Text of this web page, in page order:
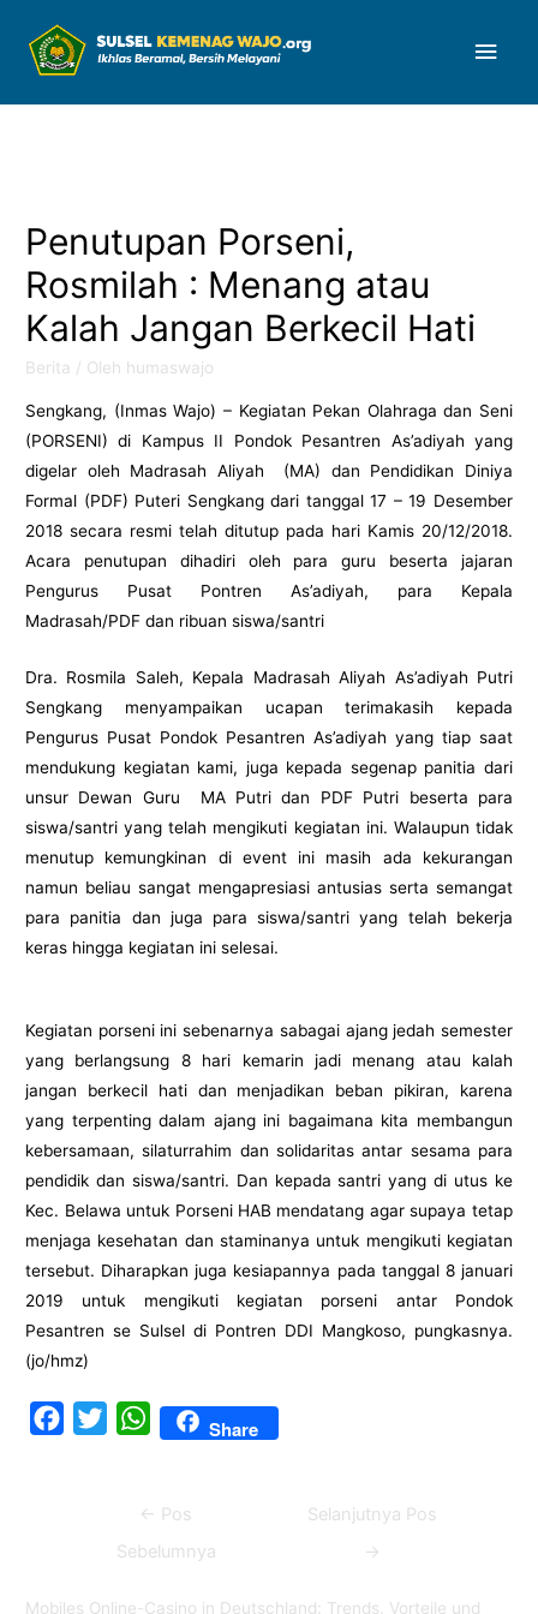
Penutupan Porseni,
Rosmilah : Menang atau
Kalah Jangan Berkecil Hati
Berita / Oleh humaswajo
Sengkang, (Inmas Wajo) – Kegiatan Pekan Olahraga dan Seni
(PORSENI) di Kampus II Pondok Pesantren As’adiyah yang
digelar oleh Madrasah Aliyah (MA) dan Pendidikan Diniya
Formal (PDF) Puteri Sengkang dari tanggal 17 – 19 Desember
2018 secara resmi telah ditutup pada hari Kamis 20/12/2018.
Acara penutupan dihadiri oleh para guru beserta jajaran
Pengurus Pusat Pontren As’adiyah, para Kepala
Madrasah/PDF dan ribuan siswa/santri
Dra. Rosmila Saleh, Kepala Madrasah Aliyah As’adiyah Putri
Sengkang menyampaikan ucapan terimakasih kepada
Pengurus Pusat Pondok Pesantren As’adiyah yang tiap saat
mendukung kegiatan kami, juga kepada segenap panitia dari
unsur Dewan Guru MA Putri dan PDF Putri beserta para
siswa/santri yang telah mengikuti kegiatan ini. Walaupun tidak
menutup kemungkinan di event ini masih ada kekurangan
namun beliau sangat mengapresiasi antusias serta semangat
para panitia dan juga para siswa/santri yang telah bekerja
keras hingga kegiatan ini selesai.
Kegiatan porseni ini sebenarnya sabagai ajang jedah semester
yang berlangsung 8 hari kemarin jadi menang atau kalah
jangan berkecil hati dan menjadikan beban pikiran, karena
yang terpenting dalam ajang ini bagaimana kita membangun
kebersamaan, silaturrahim dan solidaritas antar sesama para
pendidik dan siswa/santri. Dan kepada santri yang di utus ke
Kec. Belawa untuk Porseni HAB mendatang agar supaya tetap
menjaga kesehatan dan staminanya untuk mengikuti kegiatan
tersebut. Diharapkan juga kesiapannya pada tanggal 8 januari
2019 untuk mengikuti kegiatan porseni antar Pondok
Pesantren se Sulsel di Pontren DDI Mangkoso, pungkasnya.
(jo/hmz)
t
s
Share
Navigasi
← Pos
Sebelumnya
Selanjutnya Pos
→
Mobiles Online-Casino in Deutschland: Trends, Vorteile und